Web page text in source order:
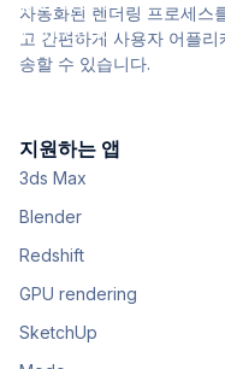
자동화된 렌더링 프로세스
고 간편하게 사용자 어플
송할 수 있습니다.
지원하는 앱
3ds Max
Blender
Redshift
GPU rendering
SketchUp